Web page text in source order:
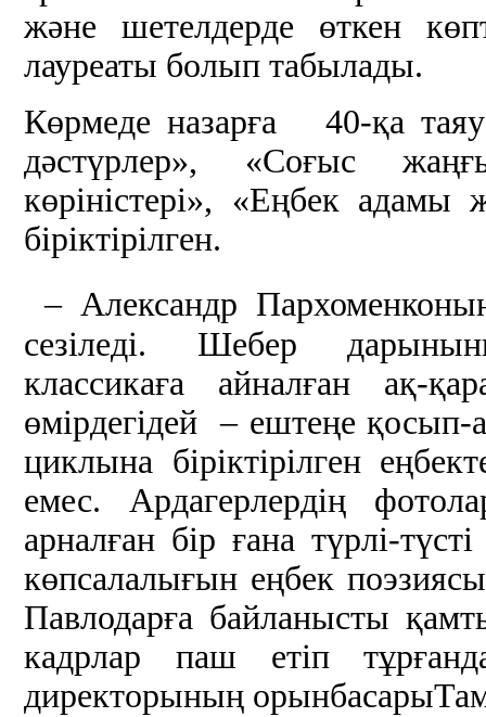
және шетелдерде өткен
лауреаты болып табылады.
Көрмеде назарға 40-қа
дәстүрлер», «Соғыс
көріністері», «Еңбек адамы
біріктірілген.
– Александр
сезіледі. Шебер
классикаға айналған
өмірдегідей – ештеңе
циклына біріктірілген
емес. Ардагерлердің
арналған бір ғана түрлі-
көпсалалығын еңбек
Павлодарға байланысты
кадрлар паш етіп
директорының